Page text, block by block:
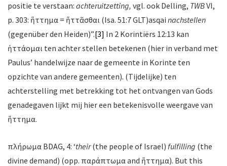
positie te verstaan: achteruitzetting, vgl. ook Delling, TWBVI,
p. 303: ἥττημα = ἥττᾶσθαι (Isa. 51:7 GLT)asqai nachstellen
(gegenüber den Heiden)”.[3] In 2 Korintiërs 12:13 kan
ἡττάομαι ten achter stellen betekenen (hier in verband met
Paulus’ handelwijze naar de gemeente in Korinte ten
opzichte van andere gemeenten). (Tijdelijke) ten
achterstelling met betrekking tot het ontvangen van Gods
genadegaven lijkt mij hier een betekenisvolle weergave van
ἥττημα.
πλήρωμα BDAG, 4: ‘their(the people of Israel) fulfilling (the
divine demand) (opp. παράπτωμα and ἥττημα). But this